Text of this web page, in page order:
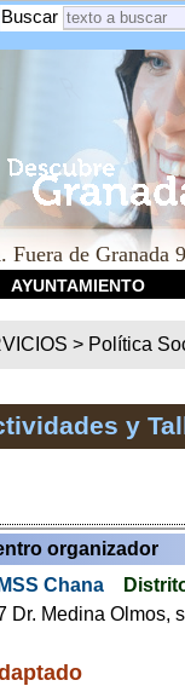
Buscar
de Granada
AYUNTAMIENTO
> Política
y
organizador
Chana
Dr. Medina Olmos,